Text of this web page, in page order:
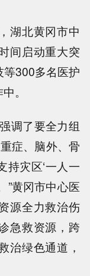
北黄冈市中
间启动重大突
300多名医护
。
调了要全力组
症、脑外、骨
持灾区‘一人一
”黄冈市中心医
源全力救治伤
急救资源，跨
治绿色通道，